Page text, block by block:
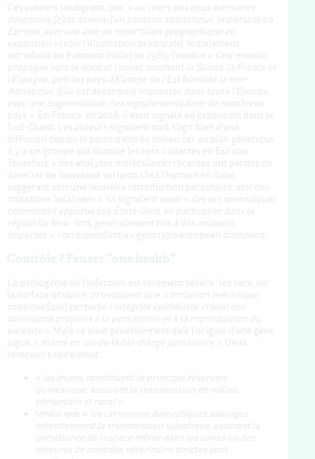
Ces auteurs soulignent que,
« au cours des deux dernières
décennies, [c'est devenu] un parasite zoonotique important en
Europe, avec une aire de répartition géog raphique en
expansion » ( voir l'illustration principale ). Initialement
introduite au Piémont (Italie) en 1989, l'espèce
s'est ensuite
propagée vers le nord et l'ouest, touchant la Suisse, la France et
l'Espagne, puis les pays d'Europe de l'Est bordant la mer
Adriatique. Elle est désormais implantée dans toute l'Europe,
avec une augmentation des signalements dans de nombreux
pays » . En France, en 2018, il était signalé en expansion dans le
Sud-Ouest. Les auteurs signalent qu'il s'agit bien d'une
diffusion depuis le point d'entrée italien car au plan génétique,
il y a un groupe qui domine les vers collectés en Europe.
Toutefois, « des analyses moléculaires récentes ont permis de
détecter de nouveaux variants chez l'humain en Italie,
suggérant soit une nouvelle introduction parasitaire, soit des
mutations localisées ». Ils signalent aussi
« des cas sporadiques
récemment apparus aux États-Unis, en particulier dans la
région de New York, généralement liés à des animaux
importés » , correspondant au génotype européen dominant.
La pathogénie de l'infection est rarement sévère : les vers, sur
la surface oculaire, provoquent une
« irritation mécanique
continue [qui] perturbe l'intégrité épithéliale, créant des
conditions propices à la persistance et à la reproduction du
parasite » . Mais ce n'est généralement qu'à l'origine d'une gêne
aiguë,
« même en cas de faible charge parasitaire » . Deux
réservoirs coexistent :
les chiens constituent le principal réservoir
domestique, assurant la transmission en milieu
périurbain et rural »
tandis que
« les carnivores domestiques sauvages
entretiennent la transmission sylvatique, assurant la
persistance de l'espèce même dans les zones où des
mesures de contrôle vétérinaire strictes sont